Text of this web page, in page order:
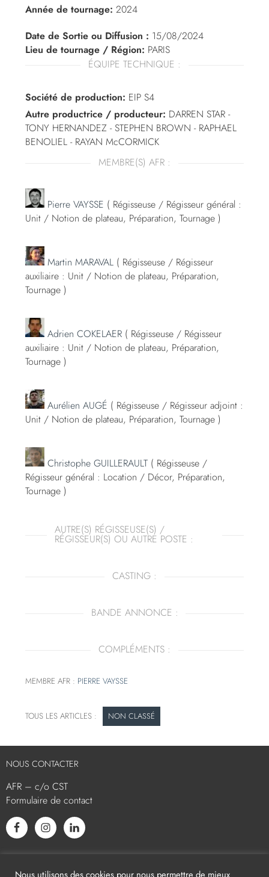
Année de tournage: 2024
Date de Sortie ou Diffusion : 15/08/2024
Lieu de tournage / Région: PARIS
ÉQUIPE TECHNIQUE :
Société de production: EIP S4
Autre productrice / producteur: DARREN STAR -
TONY HERNANDEZ - STEPHEN BROWN - RAPHAEL
BENOLIEL - RAYAN McCORMICK
MEMBRE(S) AFR :
Pierre VAYSSE ( Régisseuse / Régisseur général :
Unit / Notion de plateau, Préparation, Tournage )
Martin MARAVAL ( Régisseuse / Régisseur
auxiliaire : Unit / Notion de plateau, Préparation,
Tournage )
Adrien COKELAER ( Régisseuse / Régisseur
auxiliaire : Unit / Notion de plateau, Préparation,
Tournage )
Aurélien AUGÉ ( Régisseuse / Régisseur adjoint :
Unit / Notion de plateau, Préparation, Tournage )
Christophe GUILLERAULT ( Régisseuse /
Régisseur général : Location / Décor, Préparation,
Tournage )
AUTRE(S) RÉGISSEUSE(S) /
RÉGISSEUR(S) OU AUTRE POSTE :
CASTING :
BANDE ANNONCE :
COMPLÉMENTS :
MEMBRE AFR : PIERRE VAYSSE
NON CLASSÉ
NOUS CONTACTER
AFR – c/o CST
Formulaire de contact
Nous utilisons des cookies pour nous permettre de mieux